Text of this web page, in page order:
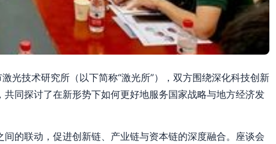
光技术研究所（以下简称“激光所”），双方围绕深化科技创新
同探讨了在新形势下如何更好地服务国家战略与地方经济发
的联动，促进创新链、产业链与资本链的深度融合。座谈会